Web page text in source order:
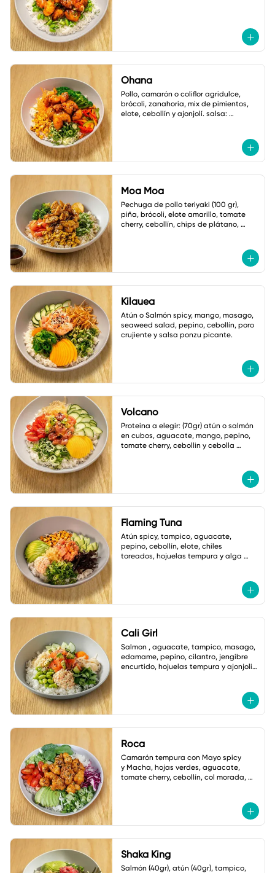
Ohana
Pollo, camarón o coliflor agridulce,
brócoli, zanahoria, mix de pimientos,
elote, cebollín y ajonjolí. salsa:
Moa Moa
Pechuga de pollo teriyaki (100 gr),
piña, brócoli, elote amarillo, tomate
cherry, cebollín, chips de plátano,
Kilauea
Atún o Salmón spicy, mango, masago,
seaweed salad, pepino, cebollín, poro
crujiente y salsa ponzu picante.
Volcano
Proteina a elegir: (70gr) atún o salmón
en cubos, aguacate, mango, pepino,
tomate cherry, cebollin y cebolla
Flaming Tuna
Atún spicy, tampico, aguacate,
pepino, cebollín, elote, chiles
toreados, hojuelas tempura y alga
Cali Girl
Salmon , aguacate, tampico, masago,
edamame, pepino, cilantro, jengibre
encurtido, hojuelas tempura y ajonjoli
Roca
Camarón tempura con Mayo spicy
y Macha, hojas verdes, aguacate,
tomate cherry, cebollín, col morada,
Shaka King
Salmón (40gr), atún (40gr), tampico,